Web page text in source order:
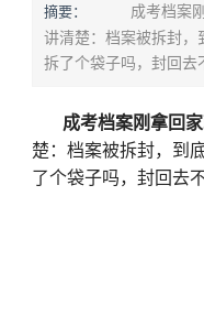
摘要：
成考档案刚
讲清楚：档案被拆封，
拆了个袋子吗，封回去
成考档案刚拿回家
楚：档案被拆封，到
了个袋子吗，封回去